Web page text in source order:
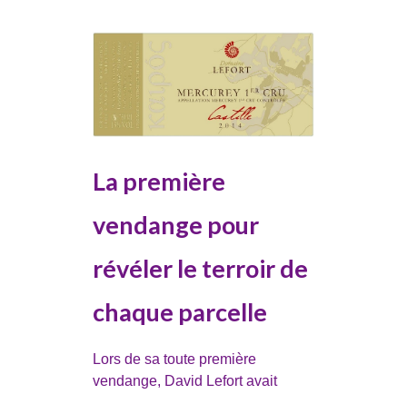
La première
vendange pour
révéler le terroir de
chaque parcelle
Lors de sa toute première
vendange, David Lefort avait